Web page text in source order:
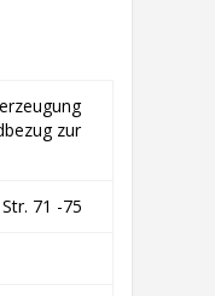
zur
71 -75